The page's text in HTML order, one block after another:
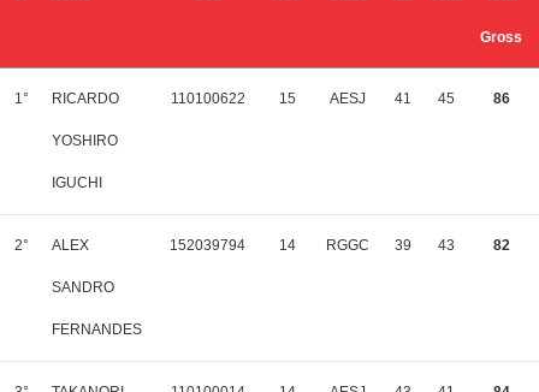
Gross
1° RICARDO
YOSHIRO
IGUCHI
110100622 15 AESJ 41 45 86
2° ALEX
SANDRO
FERNANDES
152039794 14 RGGC 39 43 82